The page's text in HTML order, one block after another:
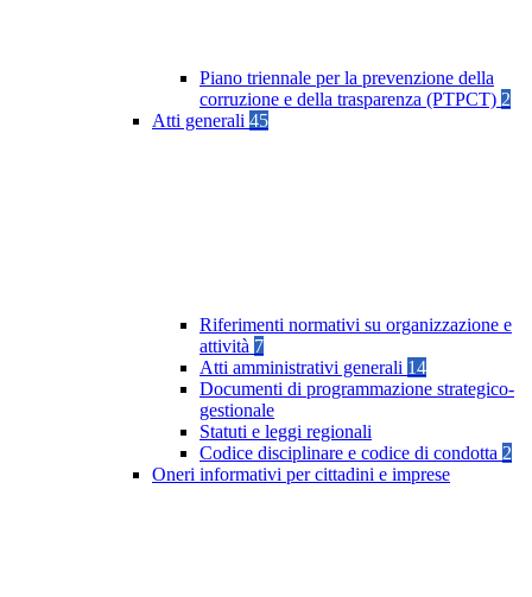
Piano triennale per la prevenzione della
corruzione e della trasparenza (PTPCT) 2
Atti generali 45
Riferimenti normativi su organizzazione e
attività 7
Atti amministrativi generali 14
Documenti di programmazione strategico-
gestionale
Statuti e leggi regionali
Codice disciplinare e codice di condotta 2
Oneri informativi per cittadini e imprese